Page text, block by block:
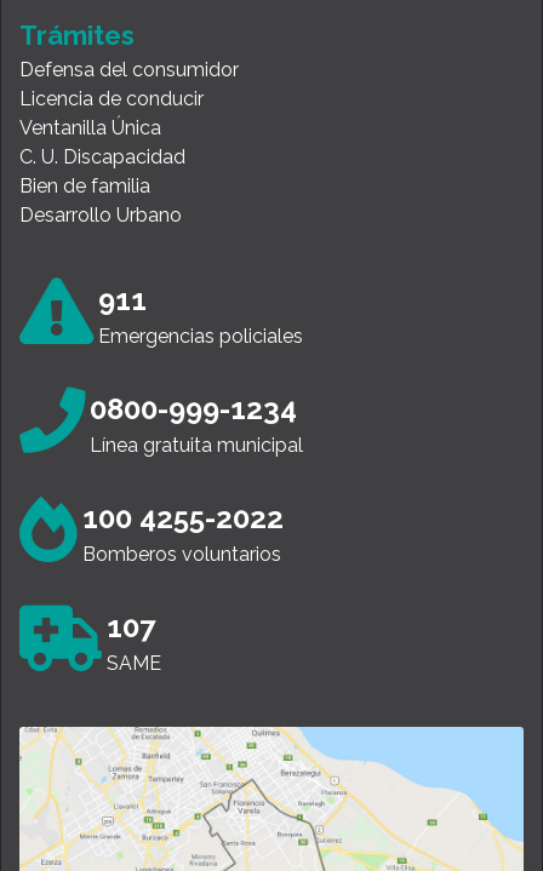
Trámites
Defensa del consumidor
Licencia de conducir
Ventanilla Única
C. U. Discapacidad
Bien de familia
Desarrollo Urbano
911
Emergencias policiales
0800-999-1234
Línea gratuita municipal
100 4255-2022
Bomberos voluntarios
107
SAME